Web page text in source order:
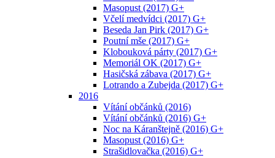
Masopust (2017) G+
Včelí medvídci (2017) G+
Beseda Jan Pirk (2017) G+
Poutní mše (2017) G+
Klobouková párty (2017) G+
Memoriál OK (2017) G+
Hasičská zábava (2017) G+
Lotrando a Zubejda (2017) G+
2016
Vítání občánků (2016)
Vítání občánků (2016) G+
Noc na Káranštejně (2016) G+
Masopust (2016) G+
Strašidlovačka (2016) G+